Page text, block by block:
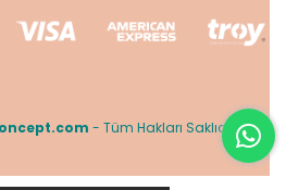
- Tüm Hakları Saklıdır.